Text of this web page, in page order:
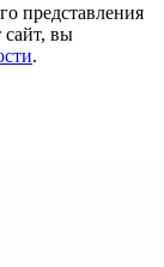
представления
сайт, вы
.